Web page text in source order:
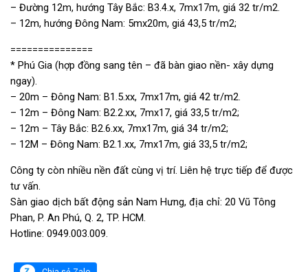
– Đường 12m, hướng Tây Bắc: B3.4.x, 7mx17m, giá 32 tr/m2.
– 12m, hướng Đông Nam: 5mx20m, giá 43,5 tr/m2;
===============
* Phú Gia (hợp đồng sang tên – đã bàn giao nền- xây dựng
ngay).
– 20m – Đông Nam: B1.5.xx, 7mx17m, giá 42 tr/m2.
– 12m – Đông Nam: B2.2.xx, 7mx17, giá 33,5 tr/m2;
– 12m – Tây Bắc: B2.6.xx, 7mx17m, giá 34 tr/m2;
– 12M – Đông Nam: B2.1.xx, 7mx17m, giá 33,5 tr/m2;
Công ty còn nhiều nền đất cùng vị trí. Liên hệ trực tiếp để được
tư vấn.
Sàn giao dịch bất động sản Nam Hưng, địa chỉ: 20 Vũ Tông
Phan, P. An Phú, Q. 2, TP. HCM.
Hotline: 0949.003.009.